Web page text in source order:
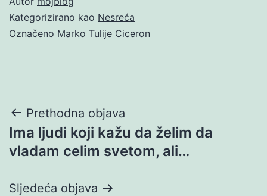
Kategorizirano kao Nesreća
Označeno Marko Tulije Ciceron
Navigacija
objava
Prethodna objava
Ima ljudi koji kažu da želim da
vladam celim svetom, ali…
Sljedeća objava